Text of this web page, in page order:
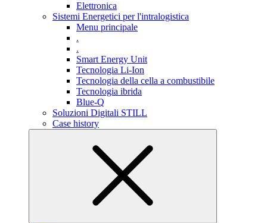
Elettronica
Sistemi Energetici per l'intralogistica
Menu principale
.
.
Smart Energy Unit
Tecnologia Li-Ion
Tecnologia della cella a combustibile
Tecnologia ibrida
Blue-Q
Soluzioni Digitali STILL
Case history